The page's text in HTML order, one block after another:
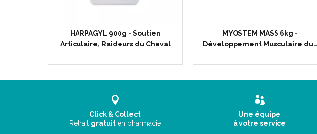
HARPAGYL 900g - Soutien
Articulaire, Raideurs du Cheval
MYOSTEM MASS 6kg -
Développement Musculaire du…
Click & Collect
Retrait gratuit en pharmacie
Une équipe
à votre service